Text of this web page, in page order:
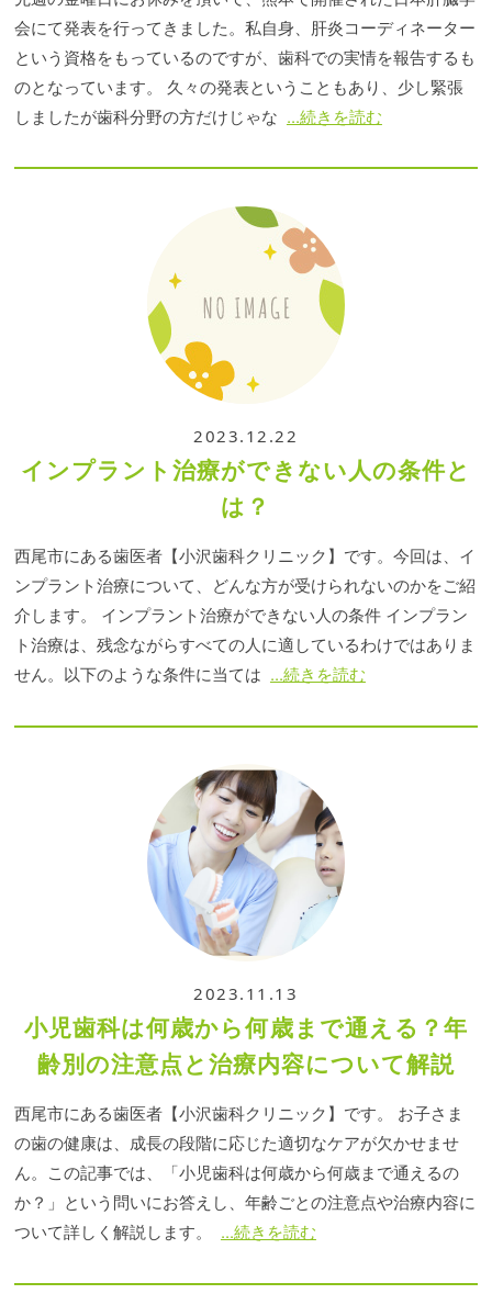
会にて発表を行ってきました。私自身、肝炎コーディネーター
という資格をもっているのですが、歯科での実情を報告するも
のとなっています。 久々の発表ということもあり、少し緊張
しましたが歯科分野の方だけじゃな ...続きを読む
2023.12.22
インプラント治療ができない人の条件と
は？
西尾市にある歯医者【小沢歯科クリニック】です。今回は、イ
ンプラント治療について、どんな方が受けられないのかをご紹
介します。 インプラント治療ができない人の条件 インプラン
ト治療は、残念ながらすべての人に適しているわけではありま
せん。以下のような条件に当ては ...続きを読む
2023.11.13
小児歯科は何歳から何歳まで通える？年
齢別の注意点と治療内容について解説
西尾市にある歯医者【小沢歯科クリニック】です。 お子さま
の歯の健康は、成長の段階に応じた適切なケアが欠かせませ
ん。この記事では、「小児歯科は何歳から何歳まで通えるの
か？」という問いにお答えし、年齢ごとの注意点や治療内容に
ついて詳しく解説します。
...続きを読む